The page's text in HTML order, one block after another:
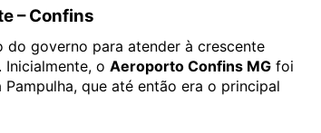
– Confins
governo para atender à crescente
. Inicialmente, o Aeroporto Confins MG foi
que até então era o principal